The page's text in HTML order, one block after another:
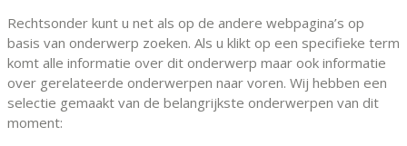
Rechtsonder kunt u net als op de andere webpagina’s op
basis van onderwerp zoeken. Als u klikt op een specifieke term
komt alle informatie over dit onderwerp maar ook informatie
over gerelateerde onderwerpen naar voren. Wij hebben een
selectie gemaakt van de belangrijkste onderwerpen van dit
moment: